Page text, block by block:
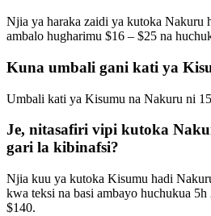
Njia ya haraka zaidi ya kutoka Nakuru
ambalo hugharimu $16 – $25 na
Kuna umbali gani kati ya
Umbali kati ya Kisumu na Nakuru ni
Je, nitasafiri vipi kutoka
gari la kibinafsi?
Njia kuu ya kutoka Kisumu hadi
kwa teksi na basi ambayo huchukua
$140.